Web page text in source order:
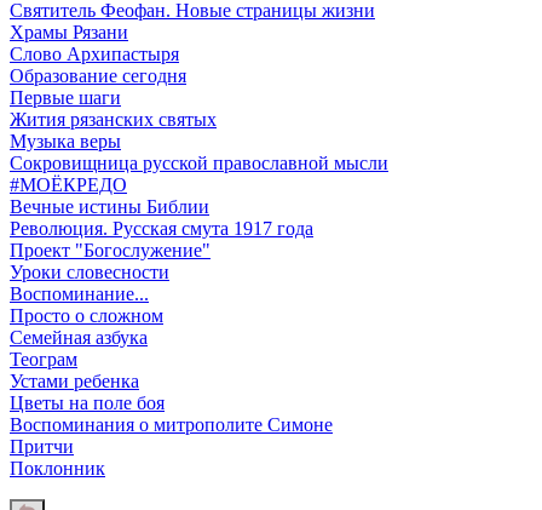
Святитель Феофан. Новые страницы жизни
Храмы Рязани
Слово Архипастыря
Образование сегодня
Первые шаги
Жития рязанских святых
Музыка веры
Сокровищница русской православной мысли
#МОЁКРЕДО
Вечные истины Библии
Революция. Русская смута 1917 года
Проект "Богослужение"
Уроки словесности
Воспоминание...
Просто о сложном
Семейная азбука
Теограм
Устами ребенка
Цветы на поле боя
Воспоминания о митрополите Симоне
Притчи
Поклонник